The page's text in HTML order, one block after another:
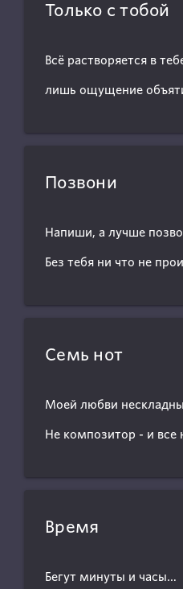
Только с тобой
Всё растворяется в
лишь ощущение
Позвони
Напиши, а лучше
Без тебя ни что не
Семь нот
Моей любви
Не композитор - и все
Время
Бегут минуты и часы…